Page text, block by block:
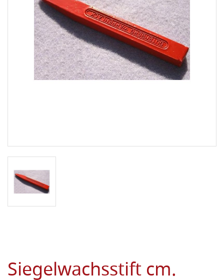
Siegelwachsstift cm.